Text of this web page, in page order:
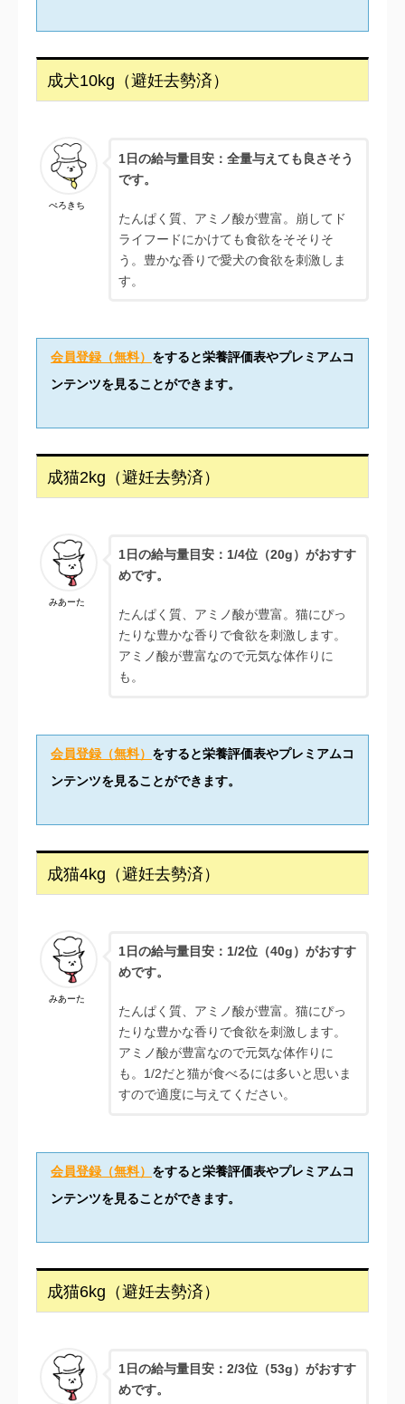
成犬10kg（避妊去勢済）
ぺろきち
1日の給与量目安：全量与えても良さそう
です。
たんぱく質、アミノ酸が豊富。崩してド
ライフードにかけても食欲をそそりそ
う。豊かな香りで愛犬の食欲を刺激しま
す。
会員登録（無料） をすると栄養評価表やプレミアムコ
ンテンツを見ることができます。
成猫2kg（避妊去勢済）
みあーた
1日の給与量目安：1/4位（20g）がおすす
めです。
たんぱく質、アミノ酸が豊富。猫にぴっ
たりな豊かな香りで食欲を刺激します。
アミノ酸が豊富なので元気な体作りに
も。
会員登録（無料） をすると栄養評価表やプレミアムコ
ンテンツを見ることができます。
成猫4kg（避妊去勢済）
みあーた
1日の給与量目安：1/2位（40g）がおすす
めです。
たんぱく質、アミノ酸が豊富。猫にぴっ
たりな豊かな香りで食欲を刺激します。
アミノ酸が豊富なので元気な体作りに
も。1/2だと猫が食べるには多いと思いま
すので適度に与えてください。
会員登録（無料） をすると栄養評価表やプレミアムコ
ンテンツを見ることができます。
成猫6kg（避妊去勢済）
1日の給与量目安：2/3位（53g）がおすす
めです。